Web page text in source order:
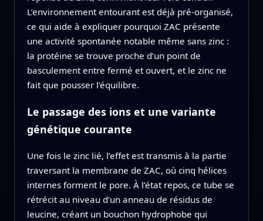
L’environnement entourant est déjà pré‑organisé,
ce qui aide à expliquer pourquoi ZAC présente
une activité spontanée notable même sans zinc :
la protéine se trouve proche d’un point de
basculement entre fermé et ouvert, et le zinc ne
fait que pousser l’équilibre.
Le passage des ions et une variante
génétique courante
Une fois le zinc lié, l’effet est transmis à la partie
traversant la membrane de ZAC, où cinq hélices
internes forment le pore. À l’état repos, ce tube se
rétrécit au niveau d’un anneau de résidus de
leucine, créant un bouchon hydrophobe qui